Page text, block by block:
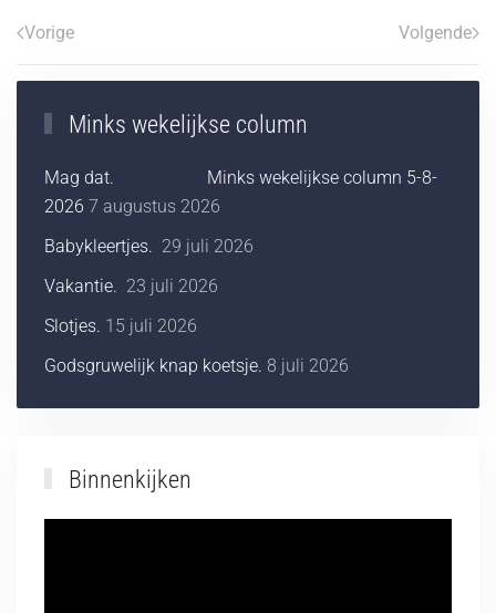
Vorige Volgende
Minks wekelijkse column
Mag dat. Minks wekelijkse column 5-8-
2026 7 augustus 2026
Babykleertjes. 29 juli 2026
Vakantie. 23 juli 2026
Slotjes. 15 juli 2026
Godsgruwelijk knap koetsje. 8 juli 2026
Binnenkijken